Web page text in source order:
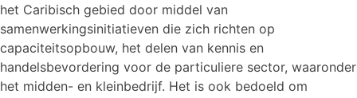
het Caribisch gebied door middel van
samenwerkingsinitiatieven die zich richten op
capaciteitsopbouw, het delen van kennis en
handelsbevordering voor de particuliere sector, waaronder
het midden- en kleinbedrijf. Het is ook bedoeld om